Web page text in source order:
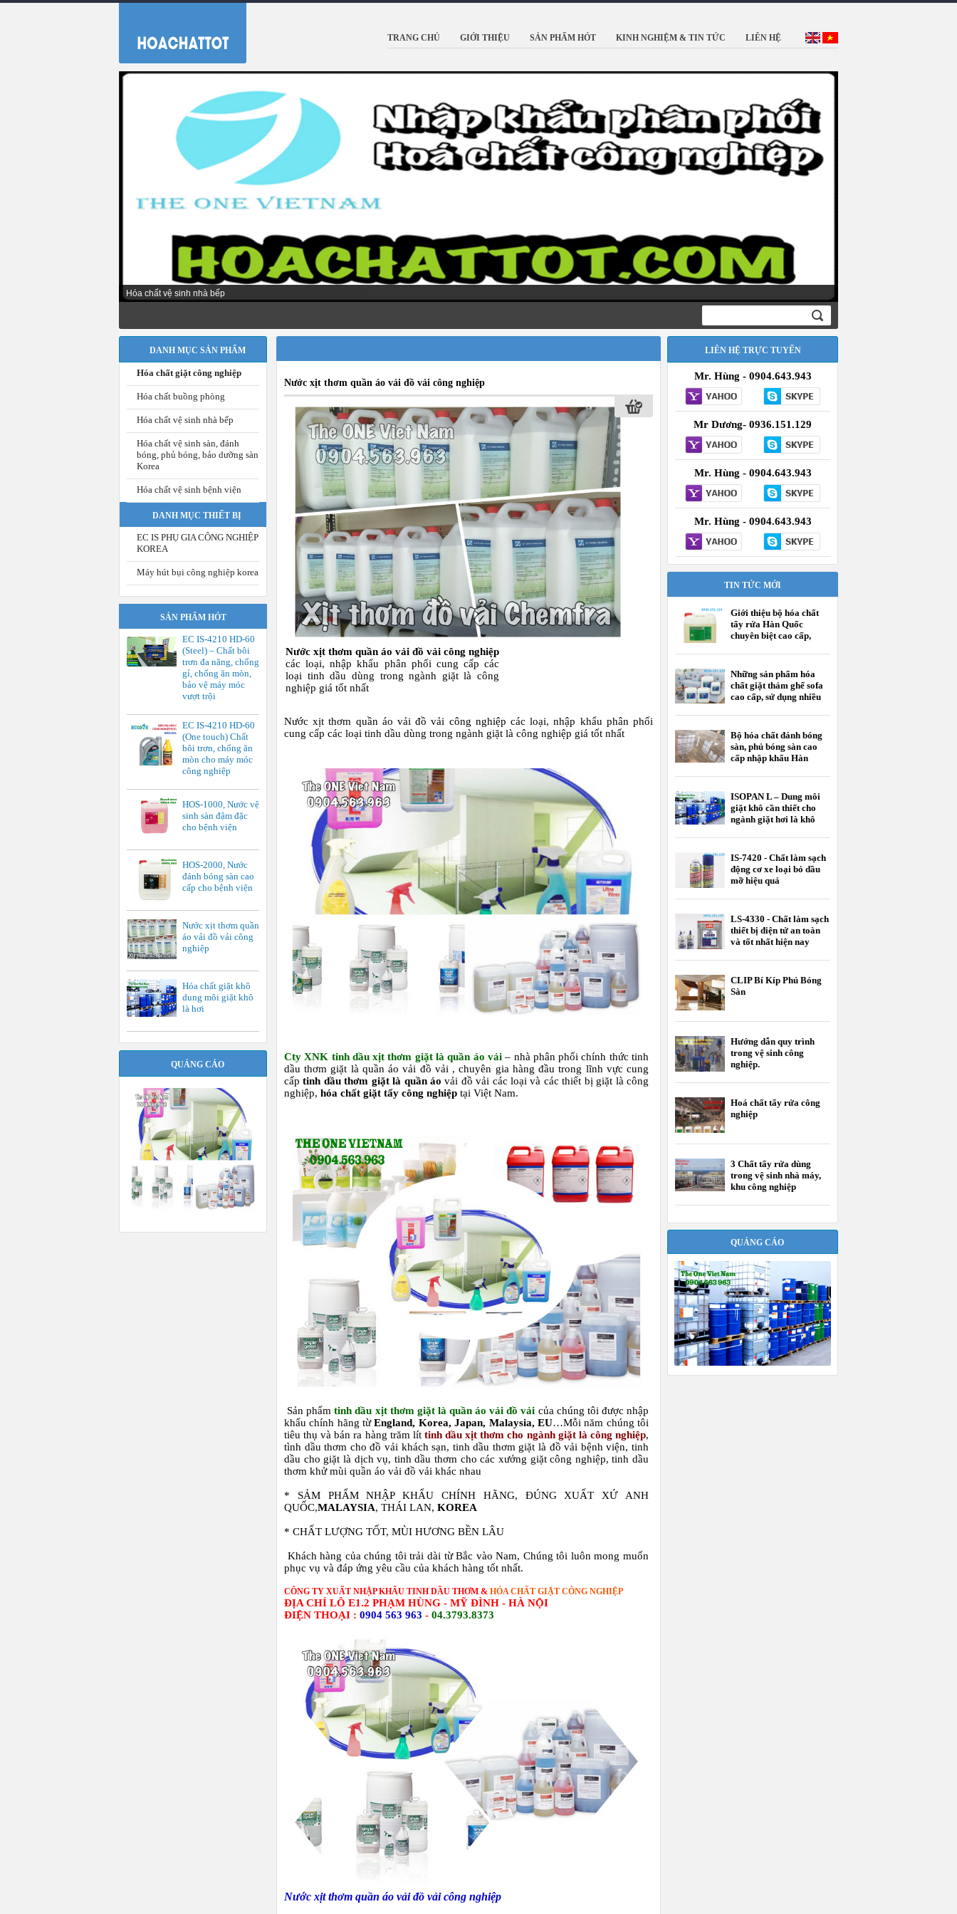
TRANG CHỦ GIỚI THIỆU SẢN PHẨM HÓT KINH NGHIỆM & TIN TỨC LIÊN HỆ
Hóa chất tẩy rửa dùng công nghiệp
DANH MỤC SẢN PHẨM
Hóa chất giặt công nghiệp
Hóa chất buồng phòng
Hóa chất vệ sinh nhà bếp
Hóa chất vệ sinh sàn, đánh
bóng, phủ bóng, bảo dưỡng sàn
Korea
Hóa chất vệ sinh bệnh viện
DANH MỤC THIẾT BỊ
EC IS PHỤ GIA CÔNG NGHIỆP
KOREA
Máy hút bụi công nghiệp korea
SẢN PHẨM HÓT
EC IS-4210 HD-60
(Steel) – Chất bôi
trơn đa năng, chống
gỉ, chống ăn mòn,
bảo vệ máy móc
vượt trội
EC IS-4210 HD-60
(One touch) Chất
bôi trơn, chống ăn
mòn cho máy móc
công nghiệp
HOS-1000, Nước vệ
sinh sàn đậm đặc
cho bệnh viện
HOS-2000, Nước
đánh bóng sàn cao
cấp cho bệnh viện
Nước xịt thơm quần
áo vải đồ vải công
nghiệp
Hóa chất giặt khô
dung môi giặt khô
là hơi
QUẢNG CÁO
Nước xịt thơm quần áo vải đồ vải công nghiệp
Nước xịt thơm quần áo vải đồ vải công nghiệp
các loại, nhập khẩu phân phối cung cấp các
loại tinh dầu dùng trong ngành giặt là công
nghiệp giá tốt nhất
Nước xịt thơm quần áo vải đồ vải công nghiệp các loại, nhập khẩu phân phối
cung cấp các loại tinh dầu dùng trong ngành giặt là công nghiệp giá tốt nhất
Cty XNK tinh dầu xịt thơm giặt là quần áo vải– nhà phân phối chính thức tinh
dầu thơm giặt là quần áo vải đồ vải , chuyên gia hàng đầu trong lĩnh vực cung
cấptinh dầu thơm giặt là quần áo vải đồ vải các loại và các thiết bị giặt là công
nghiệp, hóa chất giặt tẩy công nghiệp tại Việt Nam.
Sản phẩmtinh dầu xịtthơm giặt là quần áo vải đồ vải của chúng tôi được nhập
khẩu chính hãng từEngland, Korea, Japan, Malaysia, EU…Mỗi năm chúng tôi
tiêu thụ và bán ra hàng trăm lít tinh dầu xịt thơm cho ngành giặt là công nghiệp,
tình dầu thơm cho đồ vải khách sạn, tinh dầu thơm giặt là đồ vải bệnh viện, tinh
dầu cho giặt là dịch vụ, tinh dầu thơm cho các xưởng giặt công nghiệp, tinh dầu
thơm khử mùi quần áo vải đồ vải khác nhau
* SẢM PHẨM NHẬP KHẨU CHÍNH HÃNG, ĐÚNG XUẤT XỨ ANH
QUỐC,MALAYSIA, THÁI LAN, KOREA
* CHẤT LƯỢNG TỐT, MÙI HƯƠNG BỀN LÂU
Khách hàng của chúng tôi trải dài từ Bắc vào Nam, Chúng tôi luôn mong muốn
phục vụ và đáp ứng yêu cầu của khách hàng tốt nhất.
CÔNG TY XUẤT NHẬP KHẨU TINH DẦU THƠM & HÓA CHẤT GIẶT CÔNG NGHIỆP
ĐỊA CHỈ LÔ E1.2 PHẠM HÙNG - MỸ ĐÌNH - HÀ NỘI
ĐIỆN THOẠI : 0904 563 963 - 04.3793.8373
Nước xịt thơm quần áo vải đồ vải công nghiệp
LIÊN HỆ TRỰC TUYẾN
Mr. Hùng - 0904.643.943
Mr Dương- 0936.151.129
Mr. Hùng - 0904.643.943
Mr. Hùng - 0904.643.943
TIN TỨC MỚI
Giới thiệu bộ hóa chất
tẩy rửa Hàn Quốc
chuyên biệt cao cấp,
Những sản phẩm hóa
chất giặt thảm ghế sofa
cao cấp, sử dụng nhiều
Bộ hóa chất đánh bóng
sàn, phủ bóng sàn cao
cấp nhập khẩu Hàn
ISOPAN L – Dung môi
giặt khô cần thiết cho
ngành giặt hơi là khô
IS-7420 - Chất làm sạch
động cơ xe loại bỏ dầu
mỡ hiệu quả
LS-4330 - Chất làm sạch
thiết bị điện tử an toàn
và tốt nhất hiện nay
CLIP Bí Kíp Phủ Bóng
Sàn
Hướng dẫn quy trình
trong vệ sinh công
nghiệp.
Hoá chất tẩy rửa công
nghiệp
3 Chất tẩy rửa dùng
trong vệ sinh nhà máy,
khu công nghiệp
QUẢNG CÁO